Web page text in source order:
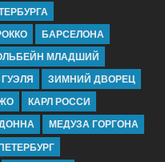
БАРСЕЛОНА
МЛАДШИЙ
ЗИМНИЙ ДВОРЕЦ
КАРЛ РОССИ
МЕДУЗА ГОРГОНА